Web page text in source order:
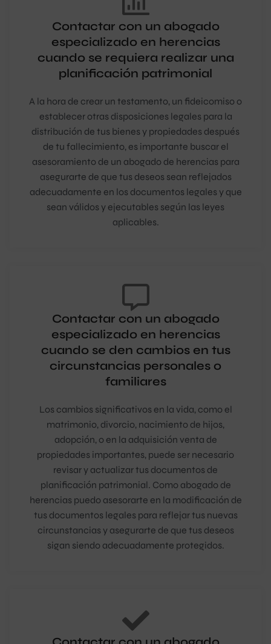
Contactar con un abogado
especializado en herencias
cuando se requiera realizar una
planificación patrimonial
A la hora de crear un testamento, un fideicomiso o
establecer otras disposiciones legales para la
distribución de tus bienes y propiedades después
de tu fallecimiento, es importante buscar el
asesoramiento de un abogado de herencias para
asegurarte de que tus deseos sean reflejados
adecuadamente en los documentos legales y que
sean válidos y ejecutables según las leyes
aplicables.
Contactar con un abogado
especializado en herencias
cuando se den cambios en tus
circunstancias personales o
familiares
Los cambios significativos en la vida, como el
matrimonio, divorcio, nacimiento de hijos,
adopción, o en la adquisición venta de
propiedades importantes, puede ser necesario
revisar y actualizar tus documentos de
planificación patrimonial. Como abogado de
herencias puedo asesorarte en la modificación de
tus documentos legales para reflejar tus nuevas
circunstancias y asegurarte de que tus deseos
sigan siendo adecuadamente protegidos.